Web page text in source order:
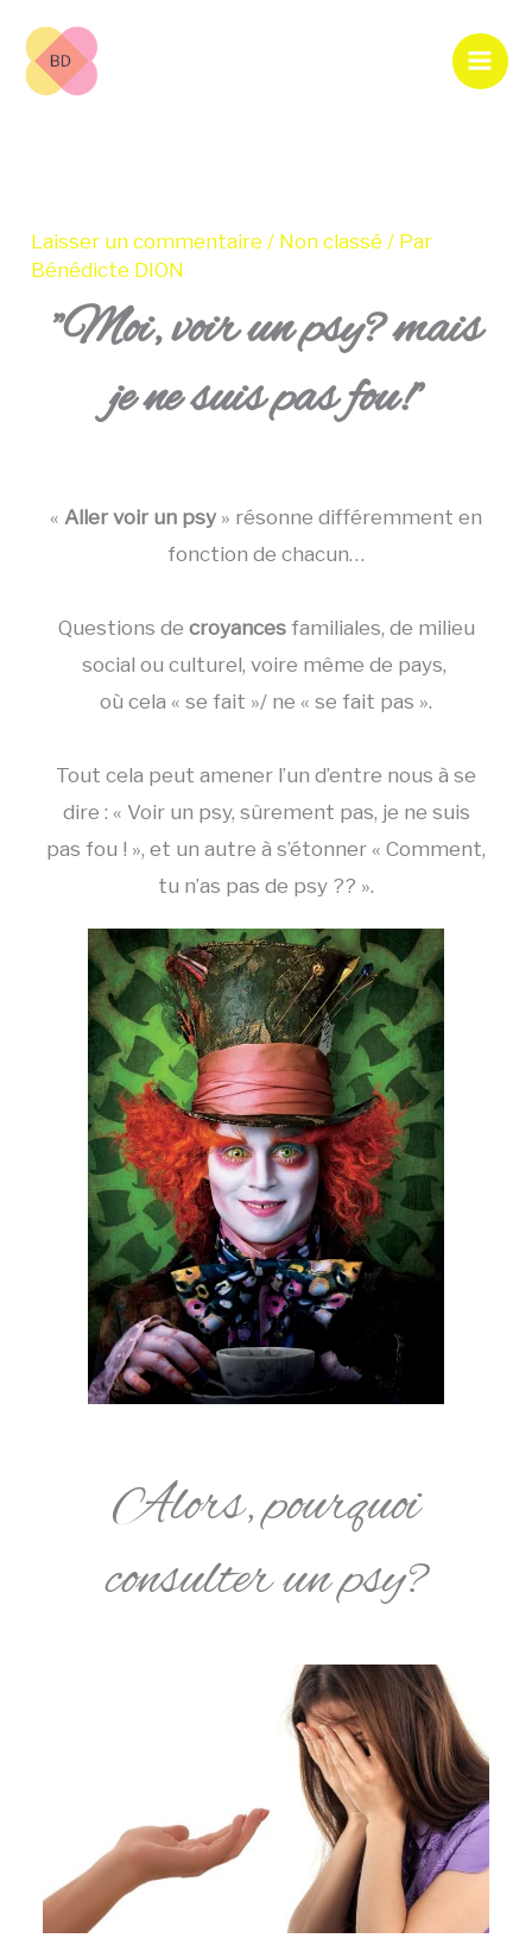
contenu
Laisser un commentaire / Non classé / Par
Bénédicte DION
"Moi, voir un psy? mais
je ne suis pas fou!"
« Aller voir un psy » résonne différemment en
fonction de chacun…
Questions de croyancesfamiliales, de milieu
social ou culturel, voire même de pays,
où cela « se fait »/ ne « se fait pas ».
Tout cela peut amener l’un d’entre nous à se
dire : « Voir un psy, sûrement pas, je ne suis
pas fou ! », et un autre à s’étonner « Comment,
tu n’as pas de psy ?? ».
Alors, pourquoi
consulter un psy?